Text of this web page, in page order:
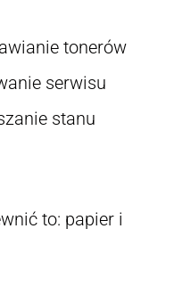
tonerów
serwisu
stanu
to: papier i